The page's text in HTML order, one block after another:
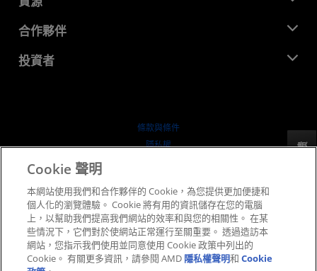
企業責任
招聘
聯絡我們
媒體庫
開發者中心
案例研究
合作夥伴
AMD 合作夥伴中心
投資者
條款與條件
隱私權
公平公開競爭
英國稅務策略
Cookie 政策
Cookie 設定
反馈
Cookie 聲明
本網站使用我們和合作夥伴的 Cookie，為您提供更加便捷和
個人化的瀏覽體驗。 Cookie 將有用的資訊儲存在您的電腦
上，以幫助我們提高我們網站的效率和與您的相關性。 在某
些情況下，它們對於使網站正常運行至關重要。 透過造訪本
網站，您指示我們使用並同意使用 Cookie 政策中列出的
Cookie。 有關更多資訊，請參閱 AMD 隱私權聲明和Cookie